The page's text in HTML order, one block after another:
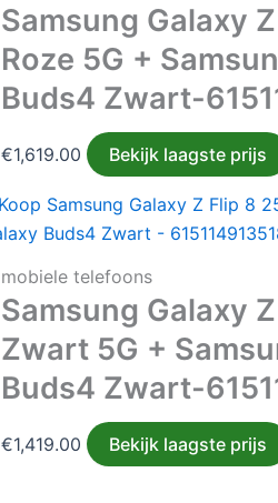
Samsung Galaxy
Roze 5G +
Buds4 Zwart-
€1,619.00 Bekijk laagste prijs
mobiele telefoons
Samsung Galaxy
Zwart 5G +
Buds4 Zwart-
€1,419.00 Bekijk laagste prijs